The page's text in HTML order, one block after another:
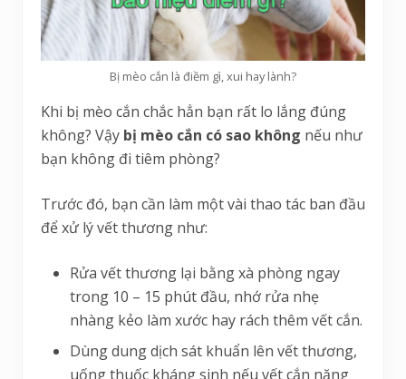
Bị mèo cắn là điềm gì, xui hay lành?
Khi bị mèo cắn chắc hẳn bạn rất lo lắng đúng
không? Vậy bị mèo cắn có sao không nếu như
bạn không đi tiêm phòng?
Trước đó, bạn cần làm một vài thao tác ban đầu
để xử lý vết thương như:
Rửa vết thương lại bằng xà phòng ngay
trong 10 – 15 phút đầu, nhớ rửa nhẹ
nhàng kẻo làm xước hay rách thêm vết cắn.
Dùng dung dịch sát khuẩn lên vết thương,
uống thuốc kháng sinh nếu vết cắn nặng